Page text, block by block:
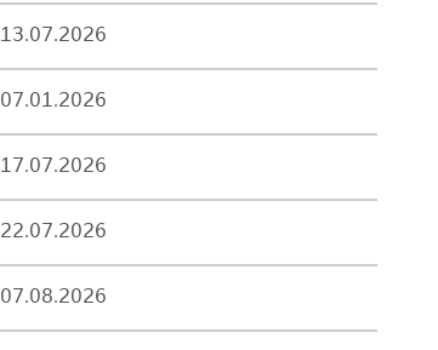
13.07.2026
07.01.2026
17.07.2026
22.07.2026
07.08.2026